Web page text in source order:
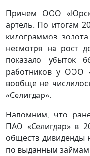
Причем ООО
артель. По итогам
килограммов
несмотря на рост
показало убыток
работников у ООО
вообще не
«Селигдар».
Напомним, что
ПАО «Селигдар» в
обществ дивиденды
по выданным займам